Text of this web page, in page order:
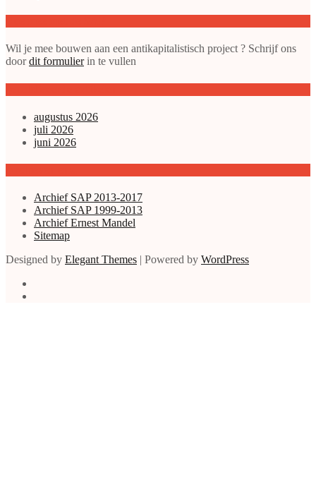
Wil je mee bouwen aan een antikapitalistisch project ? Schrijf ons
doordit formulierin te vullen
augustus 2026
juli 2026
juni 2026
Archief SAP 2013-2017
Archief SAP 1999-2013
Archief Ernest Mandel
Sitemap
Designed by Elegant Themes | Powered by WordPress